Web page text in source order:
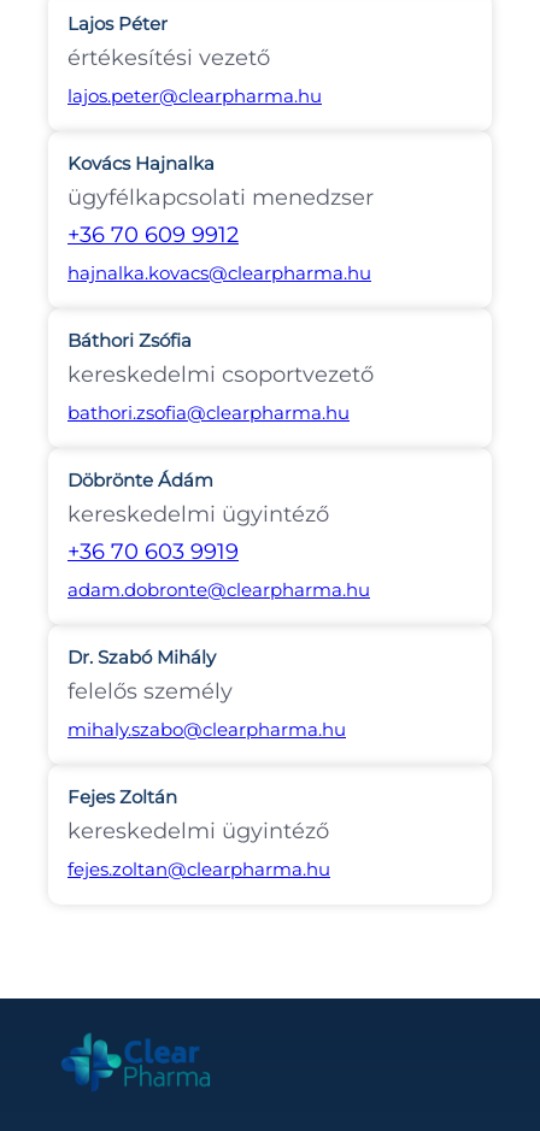
Lajos Péter
értékesítési vezető
lajos.peter@clearpharma.hu
Kovács Hajnalka
ügyfélkapcsolati menedzser
+36 70 609 9912
hajnalka.kovacs@clearpharma.hu
Báthori Zsófia
kereskedelmi csoportvezető
bathori.zsofia@clearpharma.hu
Döbrönte Ádám
kereskedelmi ügyintéző
+36 70 603 9919
adam.dobronte@clearpharma.hu
Dr. Szabó Mihály
felelős személy
mihaly.szabo@clearpharma.hu
Fejes Zoltán
kereskedelmi ügyintéző
fejes.zoltan@clearpharma.hu